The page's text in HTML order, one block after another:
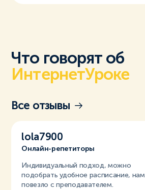
Что говорят об
ИнтернетУроке
Все отзывы
lola7900
Онлайн-репетиторы
Индивидуальный подход, можно
подобрать удобное расписание, нам
повезло с преподавателем.